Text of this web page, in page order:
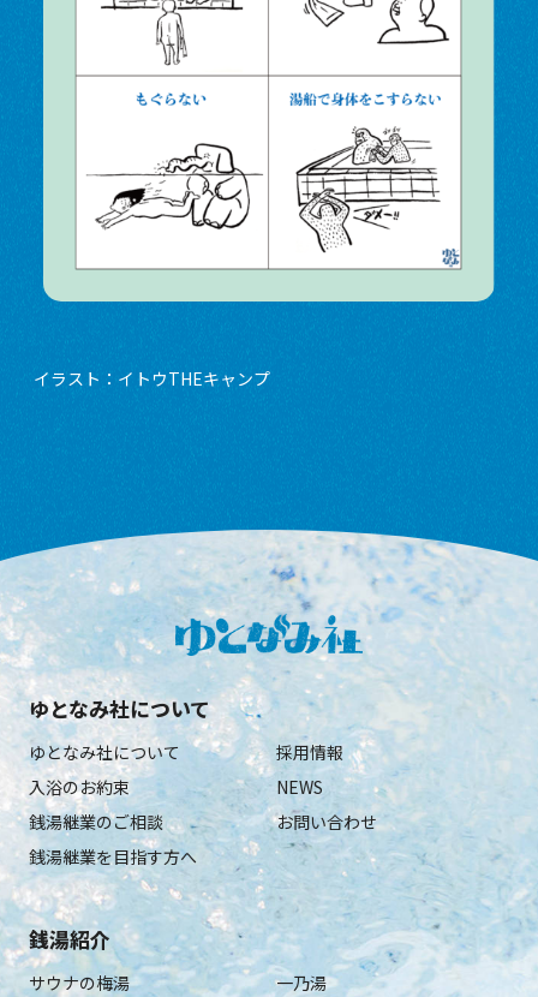
イラスト：イトウTHEキャンプ
ゆとなみ社について
ゆとなみ社について
入浴のお約束
銭湯継業のご相談
銭湯継業を目指す方へ
採用情報
NEWS
お問い合わせ
銭湯紹介
サウナの梅湯 一乃湯